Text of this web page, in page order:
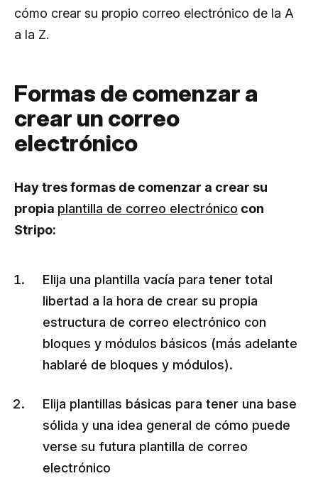
cómo crear su propio correo electrónico de la A
a la Z.
Formas de comenzar a
crear un correo
electrónico
Hay tres formas de comenzar a crear su
propia plantilla de correo electrónico con
Stripo:
Elija una plantilla vacía para tener total
libertad a la hora de crear su propia
estructura de correo electrónico con
bloques y módulos básicos (más adelante
hablaré de bloques y módulos).
Elija plantillas básicas para tener una base
sólida y una idea general de cómo puede
verse su futura plantilla de correo
electrónico